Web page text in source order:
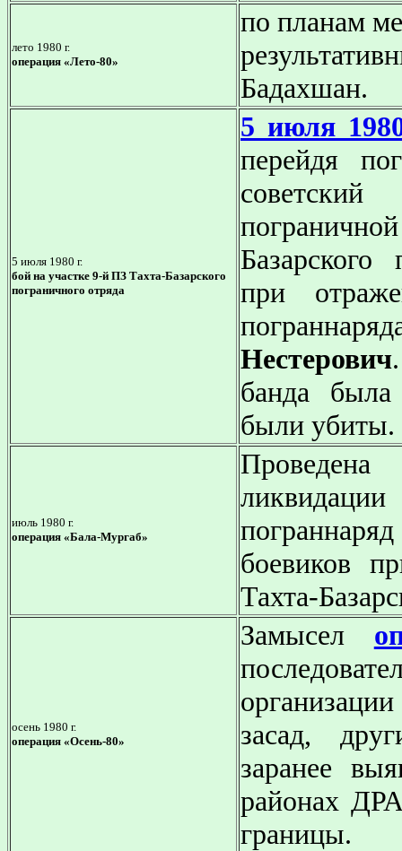
лето 1980 г.
операция «Лето-80»
по планам
Бадахшан.
5 июля 1980 г.
бой на участке 9-й ПЗ Тахта-Базарского
пограничного отряда
5 июля
перейдя
Базарского
при
Нестерович
банда была
были убиты.
июль 1980 г.
операция «Бала-Мургаб»
боевиков
Тахта-
осень 1980 г.
операция «Осень-80»
Замысел
засад,
заранее
районах
границы.